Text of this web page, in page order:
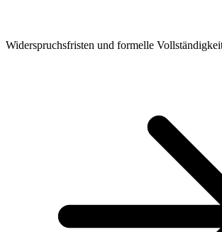
Widerspruchsfristen und formelle